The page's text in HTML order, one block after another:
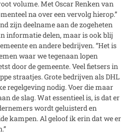
volume. Met Oscar Renken van
na over een vervolg hierop.”
zijn deelname aan de zogeheten
informatie delen, maar is ook blij
en andere bedrijven. “Het is
waar we tegenaan lopen
door de gemeente. Veel fietsers in
straatjes. Grote bedrijven als DHL
regelgeving nodig. Voer die maar
de slag. Wat essentieel is, is dat er
wordt geluisterd en
kampen. Al geloof ik erin dat we er